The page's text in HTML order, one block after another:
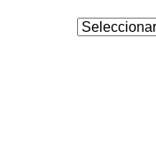
Arquivo